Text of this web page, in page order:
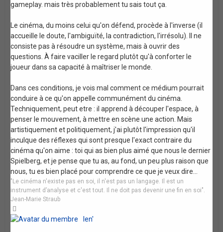
gameplay. mais très probablement tu sais tout ça.
Le cinéma, du moins celui qu'on défend, procède à l'inverse (il
accueille le doute, l'ambiguïté, la contradiction, l'irrésolu). Il ne
consiste pas à résoudre un système, mais à ouvrir des
questions. À faire vaciller le regard plutôt qu'à conforter le
joueur dans sa capacité à maîtriser le monde.
Dans ces conditions, je vois mal comment ce médium pourrait
conduire à ce qu'on appelle communément du cinéma.
Techniquement, peut etre : il apprend à découper l'espace, à
penser le mouvement, à mettre en scène une action. Mais
artistiquement et politiquement, j'ai plutôt l'impression qu'il
inculque des réflexes qui sont presque l'exact contraire du
cinéma qu'on aime : toi qui as bien plus aimé que nous le dernier
Spielberg, et je pense que tu as, au fond, un peu plus raison que
nous, tu es bien placé pour comprendre ce que je veux dire...
"Le cinéma n'existe pas en soi, il n'est pas un langage. Il est un
instrument d’analyse et c'est tout. Il ne doit pas devenir une fin en soi".
Jean-Marie Straub
len'